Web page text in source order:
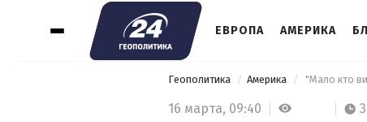
ЕВРОПА АМЕРИКА
Геополитика Америка
16 марта, 09:40